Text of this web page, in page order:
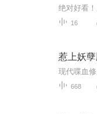
16
惹上妖
现代喋血
668